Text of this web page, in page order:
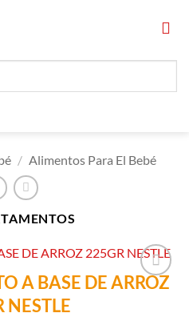
/ Alimentos Para El Bebé
Añadir a
A BASE DE ARROZ
NESTLE